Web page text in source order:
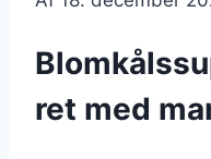
ret med